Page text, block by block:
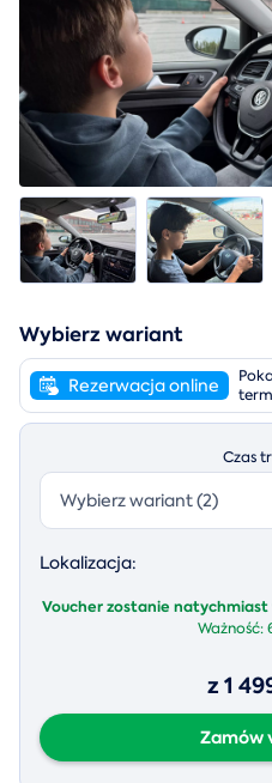
Wybierz wariant
Rezerwacja online
Czas
Wybierz wariant (2)
Lokalizacja:
Voucher zostanie natychmiast
Ważność:
z 1
Zamów